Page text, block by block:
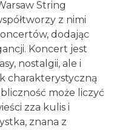
2026-08-14
String
z nimi
dodając
Koncert jest
nostalgii, ale i
charakterystyczną
może liczyć
zza kulis i
znana z